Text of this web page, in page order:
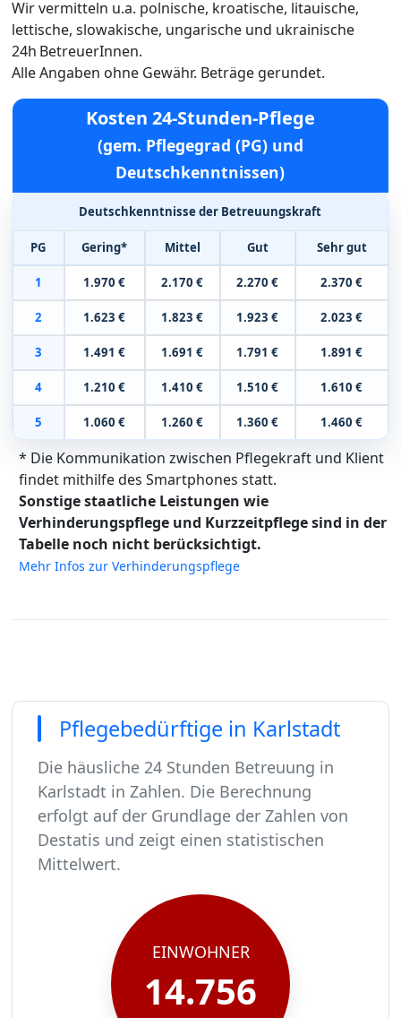
Wir vermitteln u.a. polnische, kroatische, litauische,
lettische, slowakische, ungarische und ukrainische
24h BetreuerInnen.
Alle Angaben ohne Gewähr. Beträge gerundet.
Kosten 24-Stunden-Pflege
(gem. Pflegegrad (PG) und
Deutschkenntnissen)
Deutschkenntnisse der Betreuungskraft
PG Gering* Mittel Gut Sehr gut
1 1.970 € 2.170 € 2.270 € 2.370 €
2 1.623 € 1.823 € 1.923 € 2.023 €
3 1.491 € 1.691 € 1.791 € 1.891 €
4 1.210 € 1.410 € 1.510 € 1.610 €
5 1.060 € 1.260 € 1.360 € 1.460 €
* Die Kommunikation zwischen Pflegekraft und Klient
findet mithilfe des Smartphones statt.
Sonstige staatliche Leistungen wie
Verhinderungspflege und Kurzzeitpflege sind in der
Tabelle noch nicht berücksichtigt.
Mehr Infos zur Verhinderungspflege
Pflegebedürftige in Karlstadt
Die häusliche 24 Stunden Betreuung in
Karlstadt in Zahlen. Die Berechnung
erfolgt auf der Grundlage der Zahlen von
Destatis und zeigt einen statistischen
Mittelwert.
In Karlstadt leben rund 14756 Menschen.
Von diesen 14756 Einwohnern sind rund 900
Ca. 144 dieser pflegebedürftigen Menschen
Der Großteil der Pflegebedürftigen in
EINWOHNER
14.756